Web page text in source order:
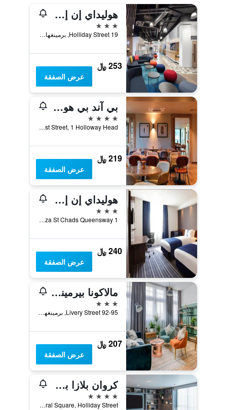
هوليداي إن إكسبريس - برمينغهام - سيتي سنتر
3 نجوم
19 Holliday Street, برمينغهام, المملكة المتحدة
253 ﷼
عرض الصفقة
بي آند بي هوتل بيرمينغهام سنتر
4 نجوم
Ernest Street, 1 Holloway Head, برمينغهام, المملكة المتحدة
219 ﷼
عرض الصفقة
هوليداي إن إكسبرس ا -برم تي اه ٕم إي بٕس ٕٓ هنت هيول باي آيتش جي
3 نجوم
1 Snow Hill Plaza St Chads Queensway, برمينغهام, المملكة المتحدة
240 ﷼
عرض الصفقة
مالاكونا بيرمينغهام
3 نجوم
92-95 Livery Street, برمينغهام, المملكة المتحدة
207 ﷼
عرض الصفقة
كروان بلازا برمنغهام سيتي
4 نجوم
Central Square, Holliday Street, برمينغهام, المملكة المتحدة